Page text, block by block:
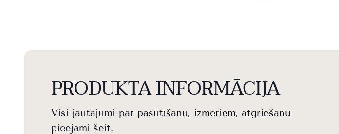
PRODUKTA INFORMĀCIJA
Visi jautājumi par pasūtīšanu, izmēriem,atgriešanu
pieejami šeit.